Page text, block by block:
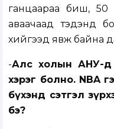
ганцаараа биш, 50
аваачаад тэдэнд
хийгээд явж байна
-Алс холын АНУ-д
хэрэг болно. NBA
бүхэнд сэтгэл
бэ?